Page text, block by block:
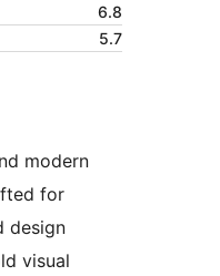
6.8
5.7
modern
for
design
visual